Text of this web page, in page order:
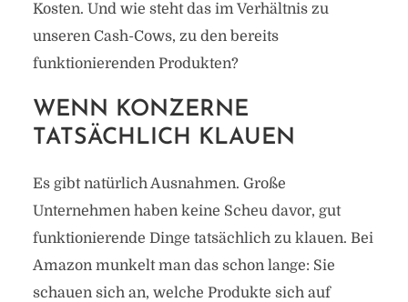
Kosten. Und wie steht das im Verhältnis zu
unseren Cash-Cows, zu den bereits
funktionierenden Produkten?
WENN KONZERNE
TATSÄCHLICH KLAUEN
Es gibt natürlich Ausnahmen. Große
Unternehmen haben keine Scheu davor, gut
funktionierende Dinge tatsächlich zu klauen. Bei
Amazon munkelt man das schon lange: Sie
schauen sich an, welche Produkte sich auf